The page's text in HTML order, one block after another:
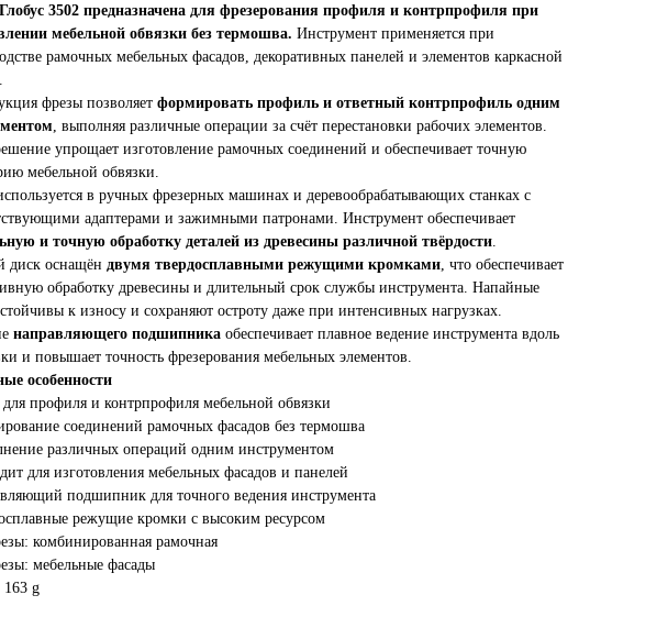
3502 предназначена для фрезерования профиля и контрпрофиля при
мебельной обвязки без термошва. Инструмент применяется при
рамочных мебельных фасадов, декоративных панелей и элементов каркасной
фрезы позволяет формировать профиль и ответный контрпрофиль одним
, выполняя различные операции за счёт перестановки рабочих элементов.
упрощает изготовление рамочных соединений и обеспечивает точную
мебельной обвязки.
в ручных фрезерных машинах и деревообрабатывающих станках с
адаптерами и зажимными патронами. Инструмент обеспечивает
и точную обработку деталей из древесины различной твёрдости
диск оснащён двумя твердосплавными режущими кромками , что обеспечивает
обработку древесины и длительный срок службы инструмента. Напайные
к износу и сохраняют остроту даже при интенсивных нагрузках.
направляющего подшипника обеспечивает плавное ведение инструмента вдоль
и повышает точность фрезерования мебельных элементов.
особенности
для профиля и контрпрофиля мебельной обвязки
соединений рамочных фасадов без термошва
различных операций одним инструментом
для изготовления мебельных фасадов и панелей
подшипник для точного ведения инструмента
режущие кромки с высоким ресурсом
комбинированная рамочная
мебельные фасады
163 g